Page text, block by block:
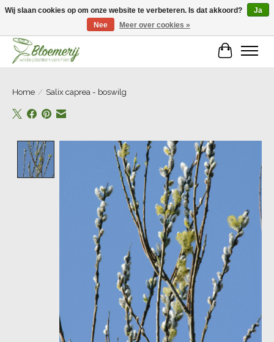
Home / Salix caprea - boswilg
Product image slideshow Items
Wij slaan cookies op om onze website te verbeteren. Is dat akkoord?
Ja
Nee
Meer over cookies »